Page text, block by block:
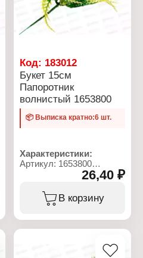
Код: 183012
Букет 15см
Папоротник
волнистый 1653800
📦 Выписка кратно:6 шт.
Характеристики:
Артикул: 1653800
Тип товара: Цветок
Вариация: Букет
Модель: "Папоротник
26,40 ₽
В корзину